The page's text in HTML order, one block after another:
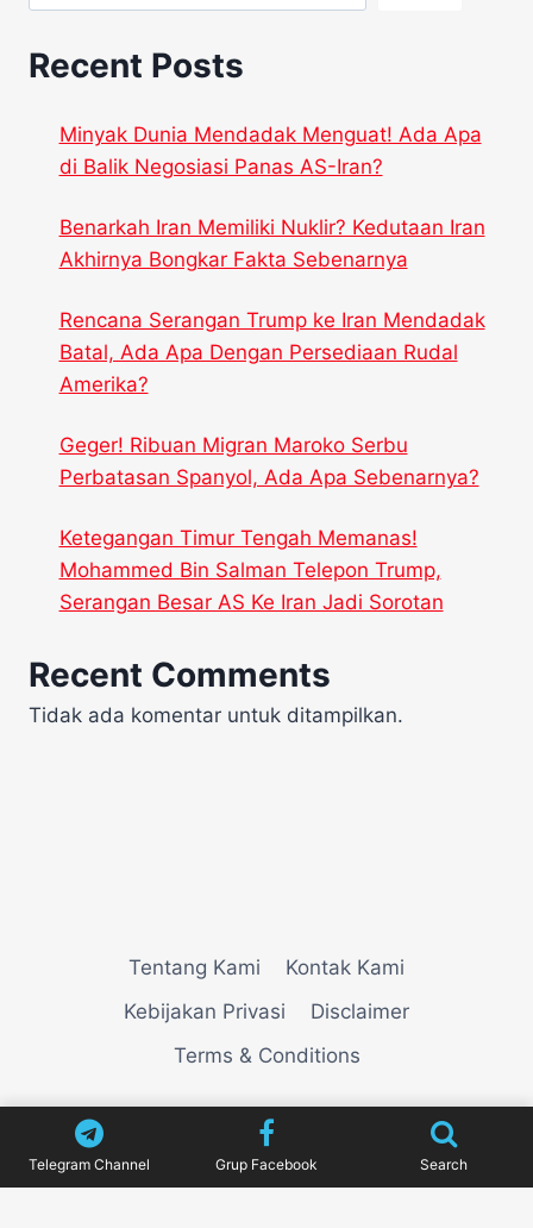
PEKAN
INI!
Recent Posts
Minyak Dunia Mendadak Menguat! Ada Apa
di Balik Negosiasi Panas AS-Iran?
Benarkah Iran Memiliki Nuklir? Kedutaan Iran
Akhirnya Bongkar Fakta Sebenarnya
Rencana Serangan Trump ke Iran Mendadak
Batal, Ada Apa Dengan Persediaan Rudal
Amerika?
Geger! Ribuan Migran Maroko Serbu
Perbatasan Spanyol, Ada Apa Sebenarnya?
Ketegangan Timur Tengah Memanas!
Mohammed Bin Salman Telepon Trump,
Serangan Besar AS Ke Iran Jadi Sorotan
Recent Comments
Tidak ada komentar untuk ditampilkan.
Tentang Kami
Kontak Kami
Kebijakan Privasi
Disclaimer
Terms & Conditions
VIEWNEWZ
Telegram Channel Grup Facebook Search